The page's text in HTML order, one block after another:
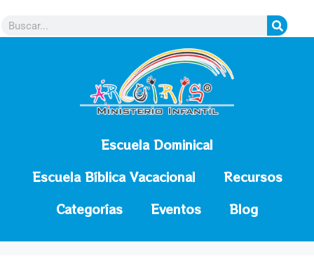
Escuela Dominical
Escuela Bíblica Vacacional
Recursos
Categorías
Eventos Blog